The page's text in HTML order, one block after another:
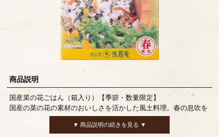
商品説明
国産菜の花ごはん（箱入り）【季節・数量限定】
国産の菜の花の素材のおいしさを活かした風土料理。春の息吹を
お楽しみいただけます。パスタと和えたり、あんかけの具などア
レンジも楽しめる逸品です。▼ 商品説明の続きを見る ▼